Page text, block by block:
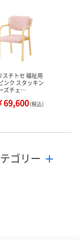
スチトセ 福祉用
ンク スタッキン
ズチェ…
69,600（税込）
ゴリー